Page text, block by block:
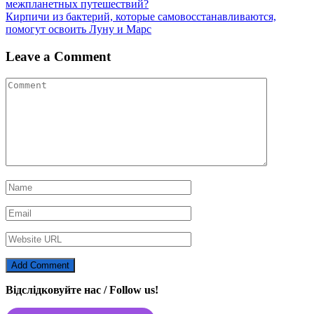
navigation
межпланетных путешествий?
Кирпичи из бактерий, которые самовосстанавливаются,
помогут освоить Луну и Марс
Leave a Comment
Відслідковуйте нас / Follow us!